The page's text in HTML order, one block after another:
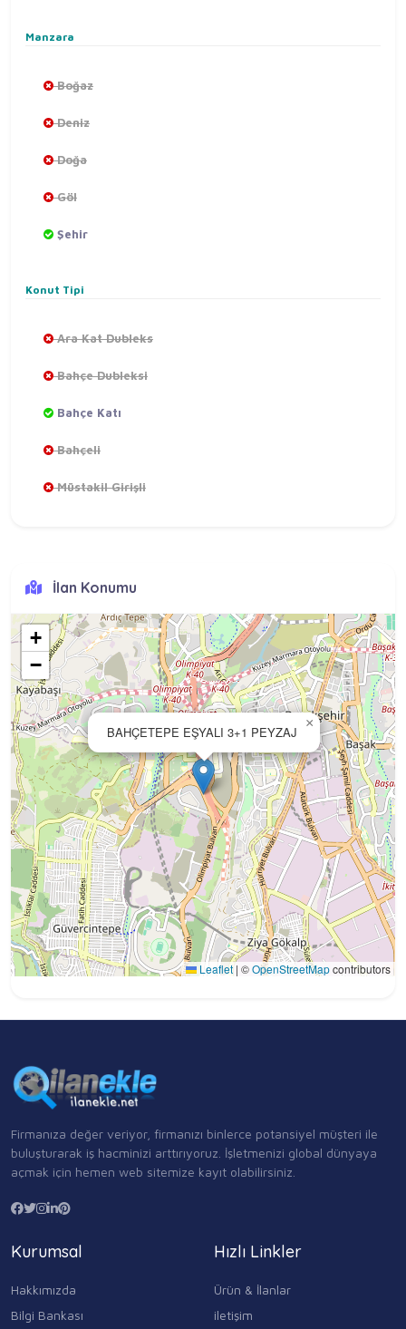
Manzara
Boğaz
Deniz
Doğa
Göl
Şehir
Konut Tipi
Ara Kat Dubleks
Bahçe Dubleksi
Bahçe Katı
Bahçeli
Müstakil Girişli
İlan Konumu
BAHÇETEPE EŞYALI 3+1 PEYZAJ
×
+
−
Leaflet | ©OpenStreetMapcontributors
Firmanıza değer veriyor, firmanızı binlerce potansiyel müşteri ile
buluşturarak iş hacminizi arttırıyoruz. İşletmenizi global dünyaya
açmak için hemen web sitemize kayıt olabilirsiniz.
Kurumsal
Hakkımızda
Bilgi Bankası
Hızlı Linkler
Ürün & İlanlar
iletişim